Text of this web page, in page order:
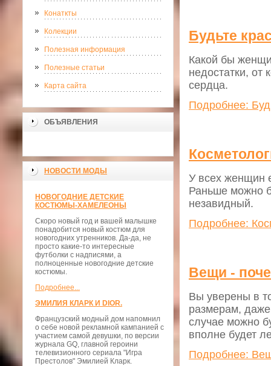
Конаткты
Колекции
Полезная информация
Полезные статьи
Карта сайта
ОБЪЯВЛЕНИЯ
НОВОСТИ МОДЫ
НОВОГОДНИЕ ДЕТСКИЕ
КОСТЮМЫ-ХАМЕЛЕОНЫ
Скоро новый год и вашей малышке
понадобится новый костюм для
новогодних утренников. Да-да, не
просто какие-то интересные
футболки с надписями, а
полноценные новогодние детские
костюмы.
Подробнее...
ЭМИЛИЯ КЛАРК И DIOR.
Французский модный дом напомнил
о себе новой рекламной кампанией с
участием самой девушки, по версии
журнала GQ, главной героини
телевизионного сериала "Игра
Престолов" Эмилией Кларк.
Будьте
Какой бы
недостатки, от
сердца.
Подробнее:
У всех женщин
Раньше можно
незавидный.
Подробнее:
Вещи -
Вы уверены в
размерам, даже
случае можно
вполне будет
Подробнее: